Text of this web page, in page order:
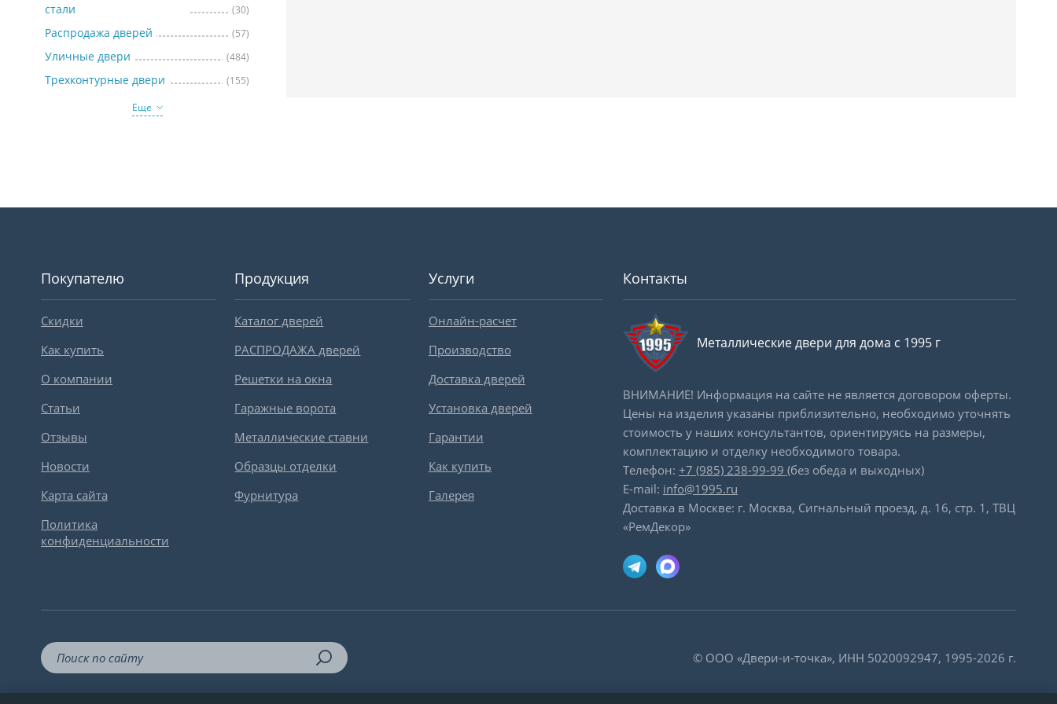
стали
(30)
Распродажа дверей (57)
Уличные двери (484)
Трехконтурные двери
(155)
Еще
Покупателю
Скидки
Как купить
О компании
Статьи
Отзывы
Новости
Карта сайта
Политика
конфиденциальности
Продукция
Каталог дверей
РАСПРОДАЖА дверей
Решетки на окна
Гаражные ворота
Металлические ставни
Образцы отделки
Фурнитура
Услуги
Онлайн-расчет
Производство
Доставка дверей
Установка дверей
Гарантии
Как купить
Галерея
Контакты
Металлические двери для дома с 1995 г
ВНИМАНИЕ! Информация на сайте не является договором оферты.
Цены на изделия указаны приблизительно, необходимо уточнять
стоимость у наших консультантов, ориентируясь на размеры,
комплектацию и отделку необходимого товара.
Телефон: +7 (985) 238-99-99 (без обеда и выходных)
E-mail: info@1995.ru
Доставка в Москве: г. Москва, Сигнальный проезд, д. 16, стр. 1, ТВЦ
«РемДекор»
© ООО «Двери-и-точка», ИНН 5020092947, 1995-2026 г.